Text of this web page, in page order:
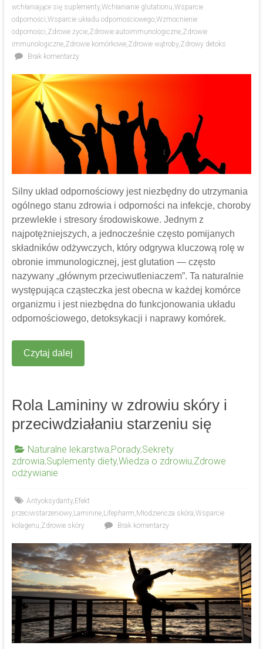
wchłaniające się suplementy,Wchłanianie glutationu,Wsparcie
odporności,Wsparcie układu odpornościowego,Wzmocnienie
odporności,Zdrowe życie,Zdrowie autoimmunologiczne,Zdrowie
immunologiczne,Zdrowie komórkowe,Zdrowie wątroby,Zdrowy detoks
Brak komentarzy
Silny układ odpornościowy jest niezbędny do utrzymania
ogólnego stanu zdrowia i odporności na infekcje, choroby
przewlekłe i stresory środowiskowe. Jednym z
najpotężniejszych, a jednocześnie często pomijanych
składników odżywczych, który odgrywa kluczową rolę w
obronie immunologicznej, jest glutation — często
nazywany „głównym przeciwutleniaczem”. Ta naturalnie
występująca cząsteczka jest obecna w każdej komórce
organizmu i jest niezbędna do funkcjonowania układu
odpornościowego, detoksykacji i naprawy komórek.
Czytaj dalej
Rola Lamininy w zdrowiu skóry i
przeciwdziałaniu starzeniu się
Naturalne lekarstwa,Porady,Sekrety
zdrowia,Suplementy diety,Wiedza o zdrowiu,Zdrowe
odżywianie
Antyoksydanty, Efekt
przeciwstarzeniowy, Laminine, Lifepharm, Młodzieńcza skóra,Wsparcie
kolagenu,Zdrowie skóry Brak komentarzy